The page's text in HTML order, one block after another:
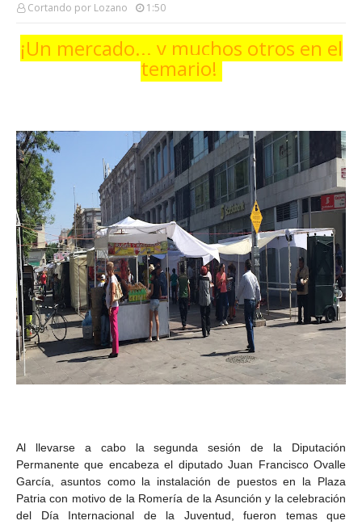
Cortando por Lozano 1:50
¡Un mercado... y muchos otros en el
temario!
Al llevarse a cabo la segunda sesión de la Diputación
Permanente que encabeza el diputado Juan Francisco Ovalle
García, asuntos como la instalación de puestos en la Plaza
Patria con motivo de la Romería de la Asunción y la celebración
del Día Internacional de la Juventud, fueron temas que